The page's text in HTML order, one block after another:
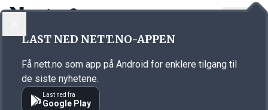
Annonsørinnhold
LAST NED NETT.NO-APPEN
Få nett.no som app på Android for enklere tilgang til
de siste nyhetene.
Last ned fra
Google Play